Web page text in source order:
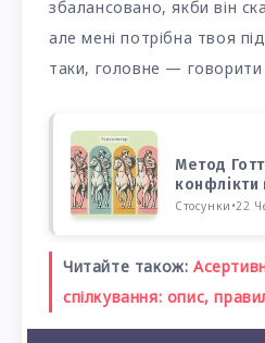
збалансовано, якби він
але мені потрібна твоя
таки, головне —
Метод
конфлікти
Стосунки •22
Читайте також:
спілкування: опис,